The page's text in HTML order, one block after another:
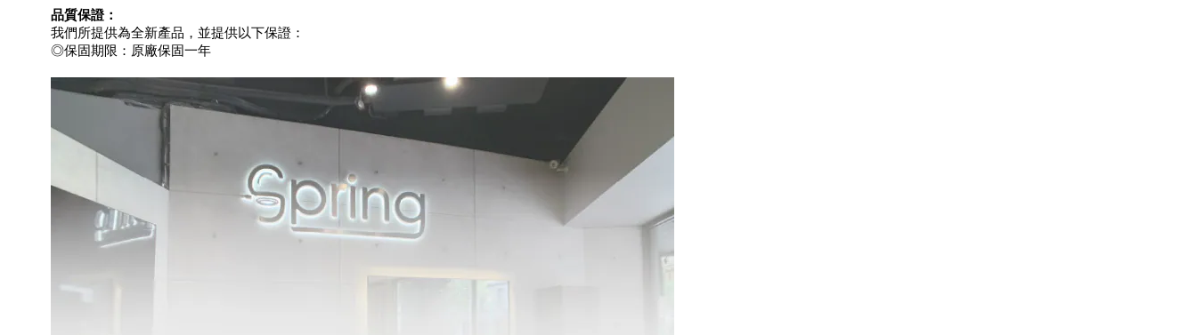
品質保證：
我們所提供為全新產品，並提供以下保證：
◎保固期限：原廠保固一年